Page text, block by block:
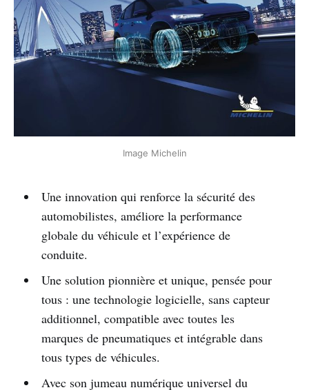
Image Michelin
Une innovation qui renforce la sécurité des
automobilistes, améliore la performance
globale du véhicule et l’expérience de
conduite.
Une solution pionnière et unique, pensée pour
tous : une technologie logicielle, sans capteur
additionnel, compatible avec toutes les
marques de pneumatiques et intégrable dans
tous types de véhicules.
Avec son jumeau numérique universel du